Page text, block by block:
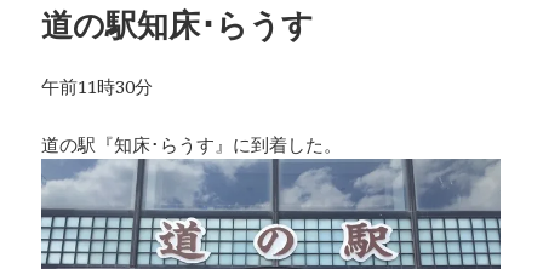
道の駅知床･らうす
午前11時30分
道の駅『知床･らうす』に到着した。